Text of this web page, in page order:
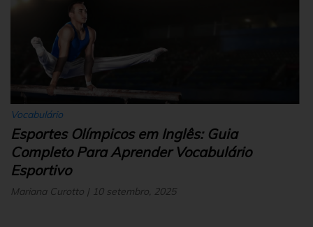
Vocabulário
Esportes Olímpicos em Inglês: Guia
Completo Para Aprender Vocabulário
Esportivo
Mariana Curotto | 10 setembro, 2025